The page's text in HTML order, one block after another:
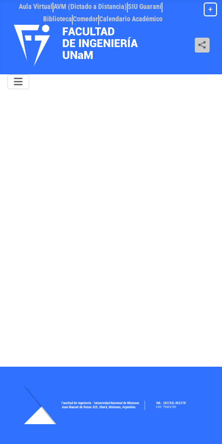
+
Aula VirtualAVM (Dictado a Distancia)SIU Guaraní
BibliotecaComedorCalendario Académico